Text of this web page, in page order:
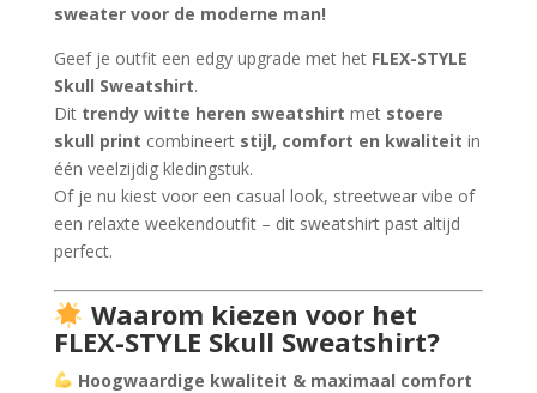
sweater voor de moderne man!
Geef je outfit een edgy upgrade met het FLEX-STYLE
Skull Sweatshirt.
Dit trendy witte heren sweatshirt met stoere
skull print combineert stijl, comfort en kwaliteit in
één veelzijdig kledingstuk.
Of je nu kiest voor een casual look, streetwear vibe of
een relaxte weekendoutfit – dit sweatshirt past altijd
perfect.
Waarom kiezen voor het
FLEX-STYLE Skull Sweatshirt?
Hoogwaardige kwaliteit & maximaal comfort